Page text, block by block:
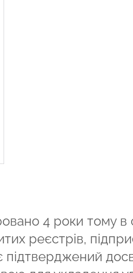
4 роки тому в
реєстрів,
підтверджений